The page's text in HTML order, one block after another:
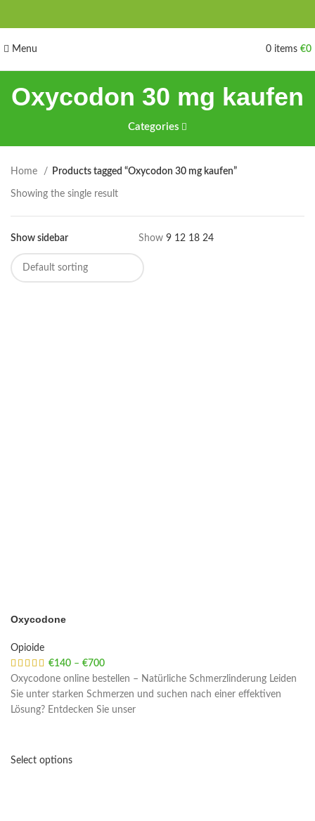
Menu 0 items €0
Oxycodon 30 mg kaufen
Categories
Home Products tagged “Oxycodon 30 mg kaufen”
Showing the single result
Show sidebar Show 9 12 18 24
Oxycodone
Opioide
€140 – €700
Oxycodone online bestellen – Natürliche Schmerzlinderung Leiden
Sie unter starken Schmerzen und suchen nach einer effektiven
Lösung? Entdecken Sie unser
Select options